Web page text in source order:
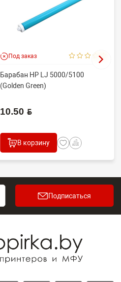
Под заказ
Барабан HP LJ 5000/5100
(Golden Green)
10.50 BYN
В корзину
Подписаться